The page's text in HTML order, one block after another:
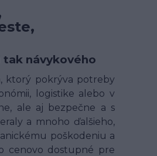
tak návykového
ktorý pokrýva potreby
logistike alebo v
ale aj bezpečne a s
a mnoho ďalšieho,
poškodeniu a
cenovo dostupné pre